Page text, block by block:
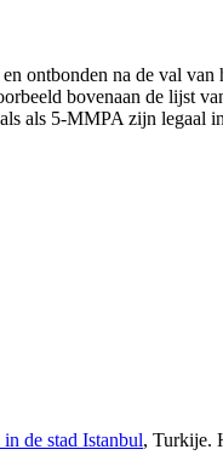
ontbonden na de val van
bovenaan de lijst
als 5-MMPA zijn legaal
de stad Istanbul, Turkije.